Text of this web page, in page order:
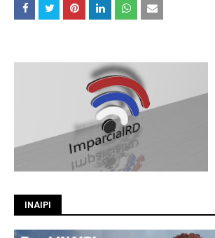
INAIPI